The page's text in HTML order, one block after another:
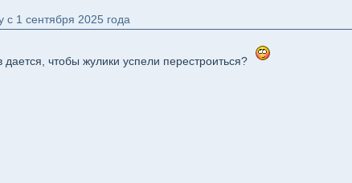
с 1 сентября 2025 года
чтобы жулики успели перестроиться?